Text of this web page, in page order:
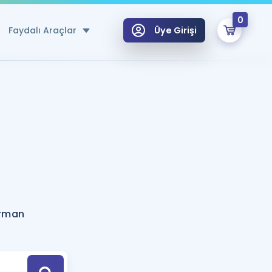
Faydalı Araçlar
Hesaplama Aracı
için Öneriler
Tek Takvimde
Üye Girişi
0
Hoca ile seni sınava hazırlayacak onlarca eğitim seni bekliyor!